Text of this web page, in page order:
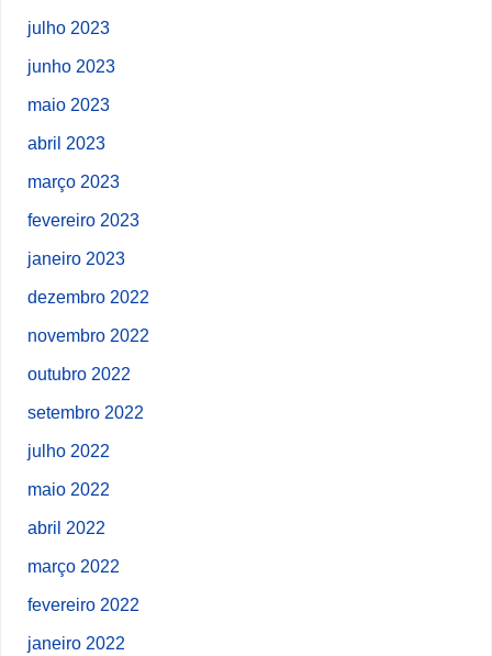
julho 2023
junho 2023
maio 2023
abril 2023
março 2023
fevereiro 2023
janeiro 2023
dezembro 2022
novembro 2022
outubro 2022
setembro 2022
julho 2022
maio 2022
abril 2022
março 2022
fevereiro 2022
janeiro 2022